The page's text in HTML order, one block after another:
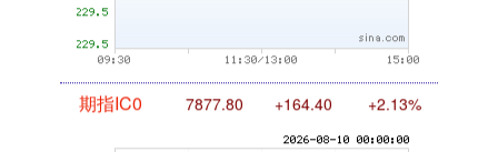
+164.40 +2.13%